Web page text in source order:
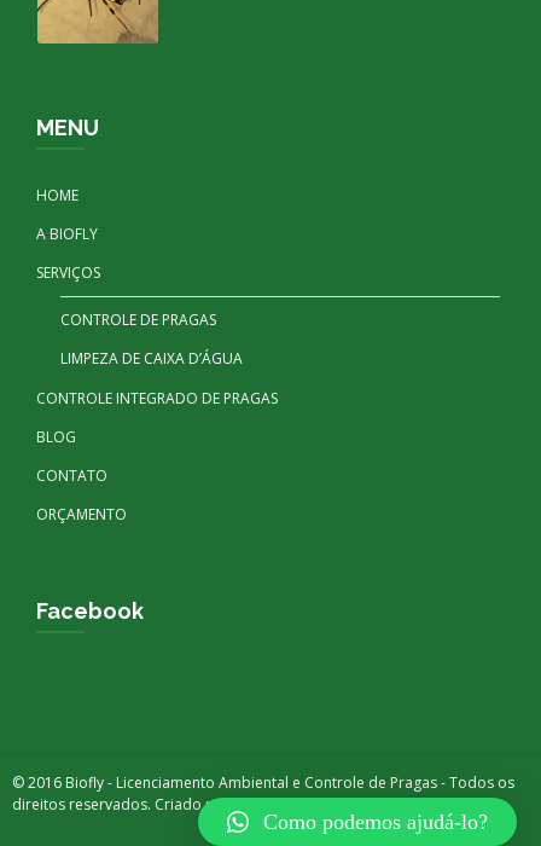
MENU
HOME
A BIOFLY
SERVIÇOS
CONTROLE DE PRAGAS
LIMPEZA DE CAIXA D’ÁGUA
CONTROLE INTEGRADO DE PRAGAS
BLOG
CONTATO
ORÇAMENTO
Facebook
© 2016 Biofly - Licenciamento Ambiental e Controle de Pragas - Todos os
direitos reservados. Criado porDIGITAX BRASIL
Como podemos ajudá-lo?